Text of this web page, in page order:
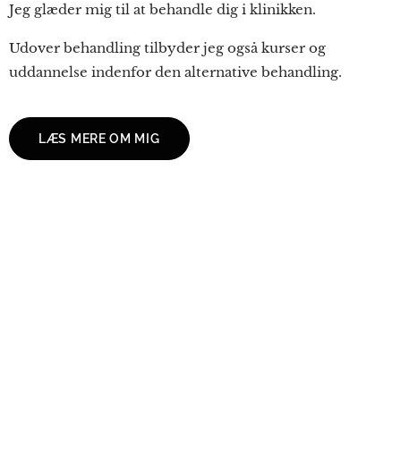
Jeg glæder mig til at behandle dig i klinikken.
Udover behandling tilbyder jeg også kurser og
uddannelse indenfor den alternative behandling.
LÆS MERE OM MIG